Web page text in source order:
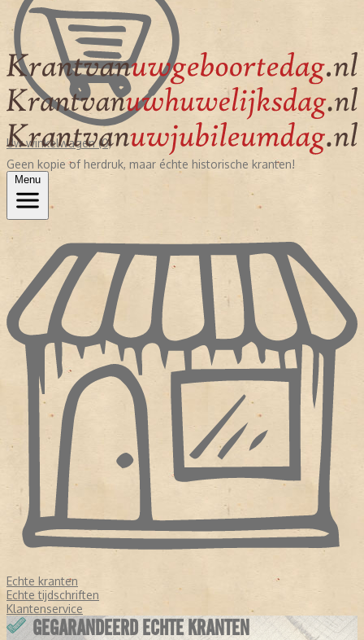
Uw winkelwagen (0)
Geen kopie of herdruk, maar échte historische kranten!
Menu
Echte kranten
Echte tijdschriften
Klantenservice
GEGARANDEERD ECHTE KRANTEN